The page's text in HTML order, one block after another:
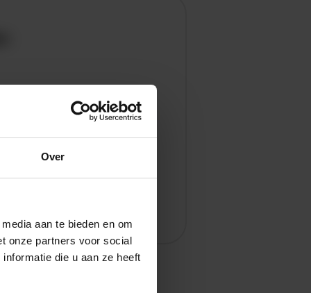
Over
aan te bieden en om
onze partners voor social
die u aan ze heeft